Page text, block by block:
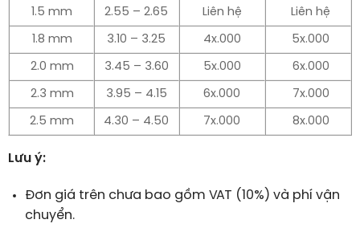
1.5 mm 2.55 – 2.65 Liên hệ Liên hệ
1.8 mm 3.10 – 3.25 4x.000 5x.000
2.0 mm 3.45 – 3.60 5x.000 6x.000
2.3 mm 3.95 – 4.15 6x.000 7x.000
2.5 mm 4.30 – 4.50 7x.000 8x.000
Lưu ý:
Đơn giá trên chưa bao gồm VAT (10%) và phí vận
chuyển.